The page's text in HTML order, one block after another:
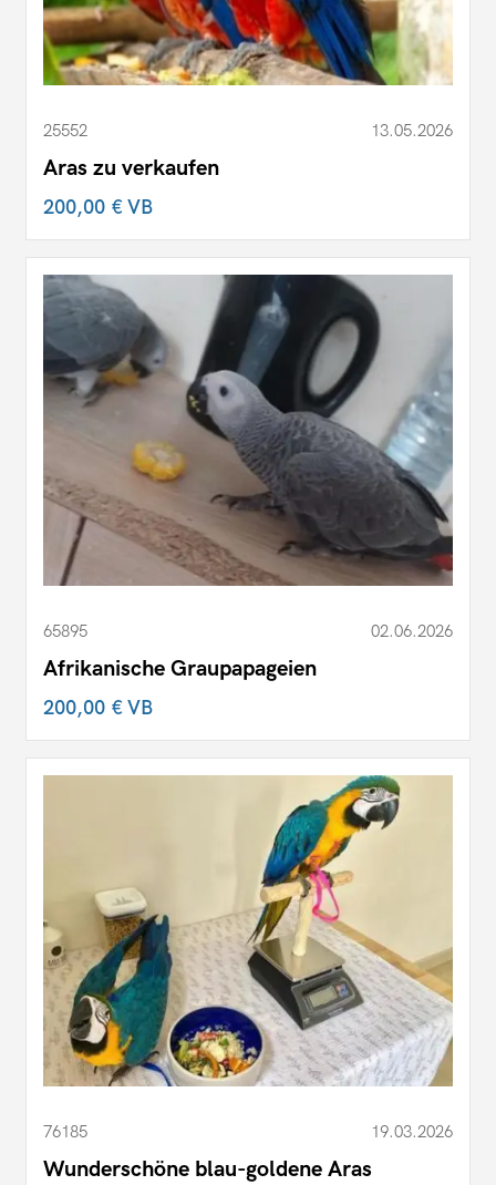
25552 13.05.2026
Aras zu verkaufen
200,00 €VB
65895 02.06.2026
Afrikanische Graupapageien
200,00 €VB
76185 19.03.2026
Wunderschöne blau-goldene Aras